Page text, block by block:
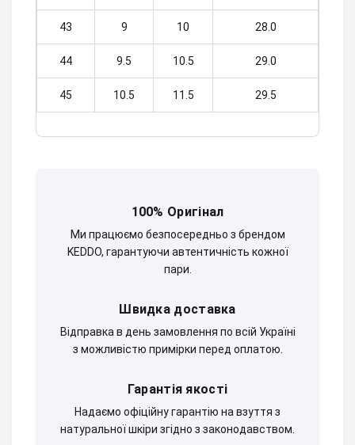
43 9 10 28.0
44 9.5 10.5 29.0
45 10.5 11.5 29.5
100% Оригінал
Ми працюємо безпосередньо з брендом
KEDDO, гарантуючи автентичність кожної
пари.
Швидка доставка
Відправка в день замовлення по всій Україні
з можливістю примірки перед оплатою.
Гарантія якості
Надаємо офіційну гарантію на взуття з
натуральної шкіри згідно з законодавством.